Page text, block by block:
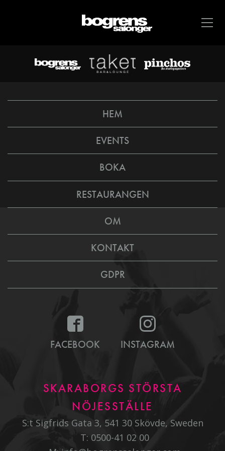
HEM
EVENTS
BOKA
RESTAURANGEN
OM
KONTAKT
GDPR
FACEBOOK INSTAGRAM
SKARABORGS STÖRSTA
NÖJESSTÄLLE
S:t Sigfrids Gata 3, 541 30 Skövde, Sweden
T: 0500-41 02 00